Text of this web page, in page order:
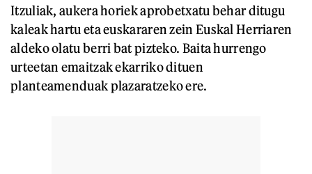
Itzuliak, aukera horiek aprobetxatu behar ditugu
kaleak hartu eta euskararen zein Euskal Herriaren
aldeko olatu berri bat pizteko. Baita hurrengo
urteetan emaitzak ekarriko dituen
planteamenduak plazaratzeko ere.